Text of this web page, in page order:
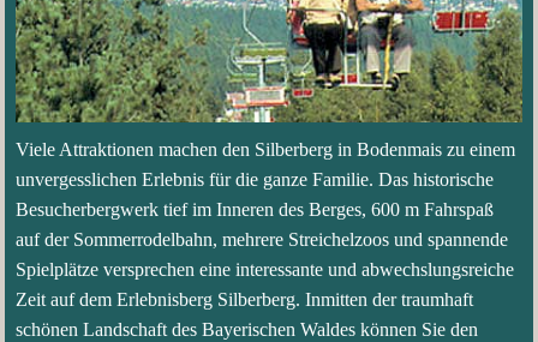
Viele Attraktionen machen den Silberberg in Bodenmais zu einem
unvergesslichen Erlebnis für die ganze Familie. Das historische
Besucherbergwerk tief im Inneren des Berges, 600 m Fahrspaß
auf der Sommerrodelbahn, mehrere Streichelzoos und spannende
Spielplätze versprechen eine interessante und abwechslungsreiche
Zeit auf dem Erlebnisberg Silberberg. Inmitten der traumhaft
schönen Landschaft des Bayerischen Waldes können Sie den